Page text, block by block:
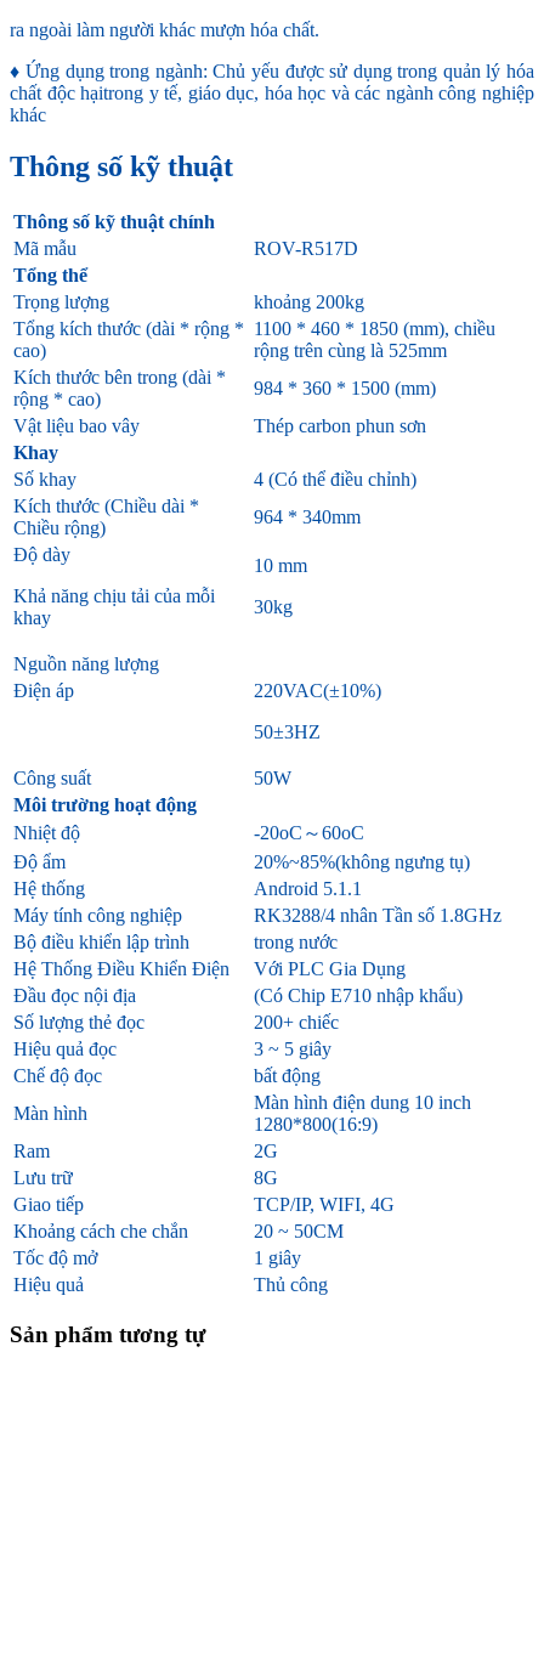
ra ngoài làm người khác mượn hóa chất.
♦ Ứng dụng trong ngành: Chủ yếu được sử dụng trong quản lý hóa
chất độc hạitrong y tế, giáo dục, hóa học và các ngành công nghiệp
khác
Thông số kỹ thuật
Thông số kỹ thuật chính
Mã mẫu
ROV-R517D
Tổng thể
Trọng lượng
khoảng 200kg
Tổng kích thước (dài * rộng *
cao)
1100 * 460 * 1850 (mm), chiều
rộng trên cùng là 525mm
Kích thước bên trong (dài *
rộng * cao)
984 * 360 * 1500 (mm)
Vật liệu bao vây
Thép carbon phun sơn
Khay
Số khay
4 (Có thể điều chỉnh)
Kích thước (Chiều dài *
Chiều rộng)
964 * 340mm
Độ dày
Khả năng chịu tải của mỗi
khay
10 mm
30kg
Nguồn năng lượng
Điện áp
220VAC(±10%)
50±3HZ
Công suất
50W
Môi trường hoạt động
Nhiệt độ
-20oC～60oC
Độ ẩm
20%~85%(không ngưng tụ)
Hệ thống
Android 5.1.1
Máy tính công nghiệp
RK3288/4 nhân Tần số 1.8GHz
Bộ điều khiển lập trình
trong nước
Hệ Thống Điều Khiển Điện
Với PLC Gia Dụng
Đầu đọc nội địa
(Có Chip E710 nhập khẩu)
Số lượng thẻ đọc
200+ chiếc
Hiệu quả đọc
3 ~ 5 giây
Chế độ đọc
bất động
Màn hình
Màn hình điện dung 10 inch
1280*800(16:9)
Ram
2G
Lưu trữ
8G
Giao tiếp
TCP/IP, WIFI, 4G
Khoảng cách che chắn
20 ~ 50CM
Tốc độ mở
1 giây
Hiệu quả
Thủ công
Sản phẩm tương tự